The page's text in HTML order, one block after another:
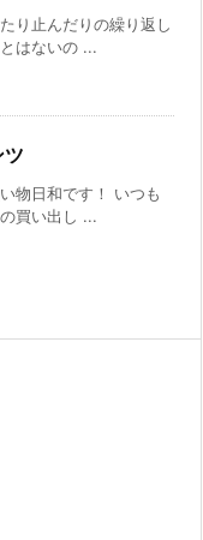
り止んだりの繰り返し
はないの ...
物日和です！ いつも
買い出し ...